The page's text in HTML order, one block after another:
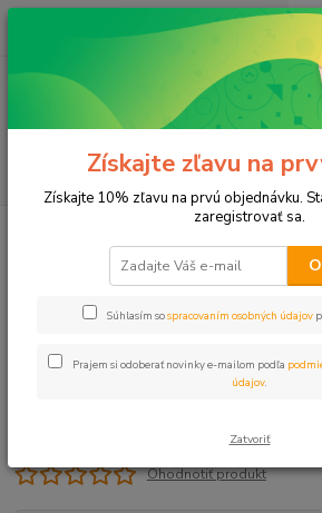
(Po-Pia, 8-17 hod.)
Postrekovač RB 5004 PC
Postrekovač RB 5004
Ohodnotiť produkt
Získajte zľavu na
Získajte 10% zľavu na prvú objednávku.
zaregistrovať sa.
Súhlasím sospracovaním osobných údajov
Prajem si odoberať novinky e-mailom podľa
údajov
Zatvoriť